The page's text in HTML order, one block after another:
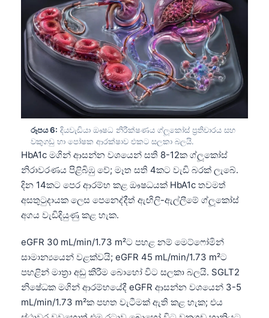
රූපය 6: දියවැඩියා ඖෂධ නිරීක්ෂණය ග්ලූකෝස් ප්‍රතිචාරය සහ
වකුගඩු හා පෝෂක ආරක්ෂාව එකට සලකා බලයි.
HbA1c මගින් ආසන්න වශයෙන් සති 8-12ක ග්ලූකෝස්
නිරාවරණය පිළිබිඹු වේ; මෑත සති 4කට වැඩි බරක් ලැබේ.
දින 14කට පෙර ආරම්භ කළ ඖෂධයක් HbA1c තවමත්
අසතුටුදායක ලෙස පෙනෙද්දීත් ඇඟිලි-ඇල්ලීමේ ග්ලූකෝස්
අගය වැඩිදියුණු කළ හැක.
eGFR 30 mL/min/1.73 m²ට පහළ නම් මෙට්ෆෝමින්
සාමාන්‍යයෙන් වළක්වයි; eGFR 45 mL/min/1.73 m²ට
පහළින් මාත්‍රා අඩු කිරීම බොහෝ විට සලකා බලයි. SGLT2
නිෂේධක මගින් ආරම්භයේදී eGFR ආසන්න වශයෙන් 3-5
mL/min/1.73 m²ක පහත වැටීමක් ඇති කළ හැක; එය
Српски језик
Svenska
Azərbaycan dili
Eesti
日本語
Čeština
ქართული
Русский
Lietuvių kalba
Polski
한국어
Slovenščina
Magyar
Shqip
বাংলা